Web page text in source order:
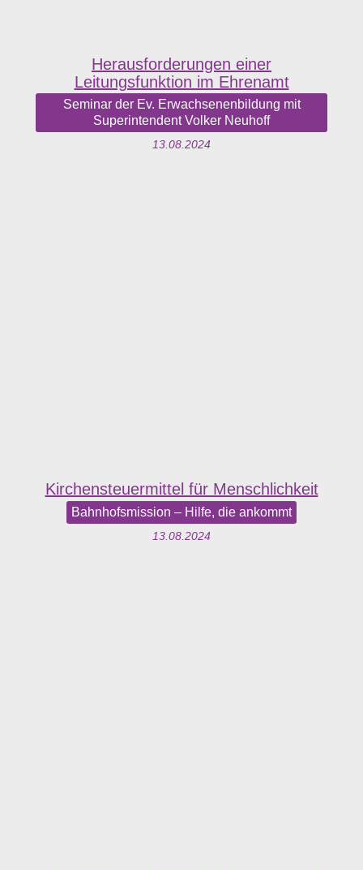
Herausforderungen einer
Leitungsfunktion im Ehrenamt
Seminar der Ev. Erwachsenenbildung mit
Superintendent Volker Neuhoff
13.08.2024
Kirchensteuermittel für Menschlichkeit
Bahnhofsmission – Hilfe, die ankommt
13.08.2024